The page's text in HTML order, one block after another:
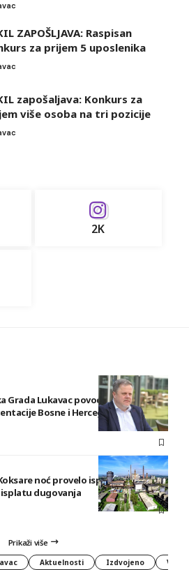
ZAPOŠLJAVA: Raspisan
za prijem 5 uposlenika
zapošaljava: Konkurs za
više osoba na tri pozicije
2K
Grada Lukavac povodom osvajanja
Bosne i Hercegovine u
noć provelo ispred fabrike,
isplatu dugovanja
Prikaži više
Aktuelnosti Izdvojeno